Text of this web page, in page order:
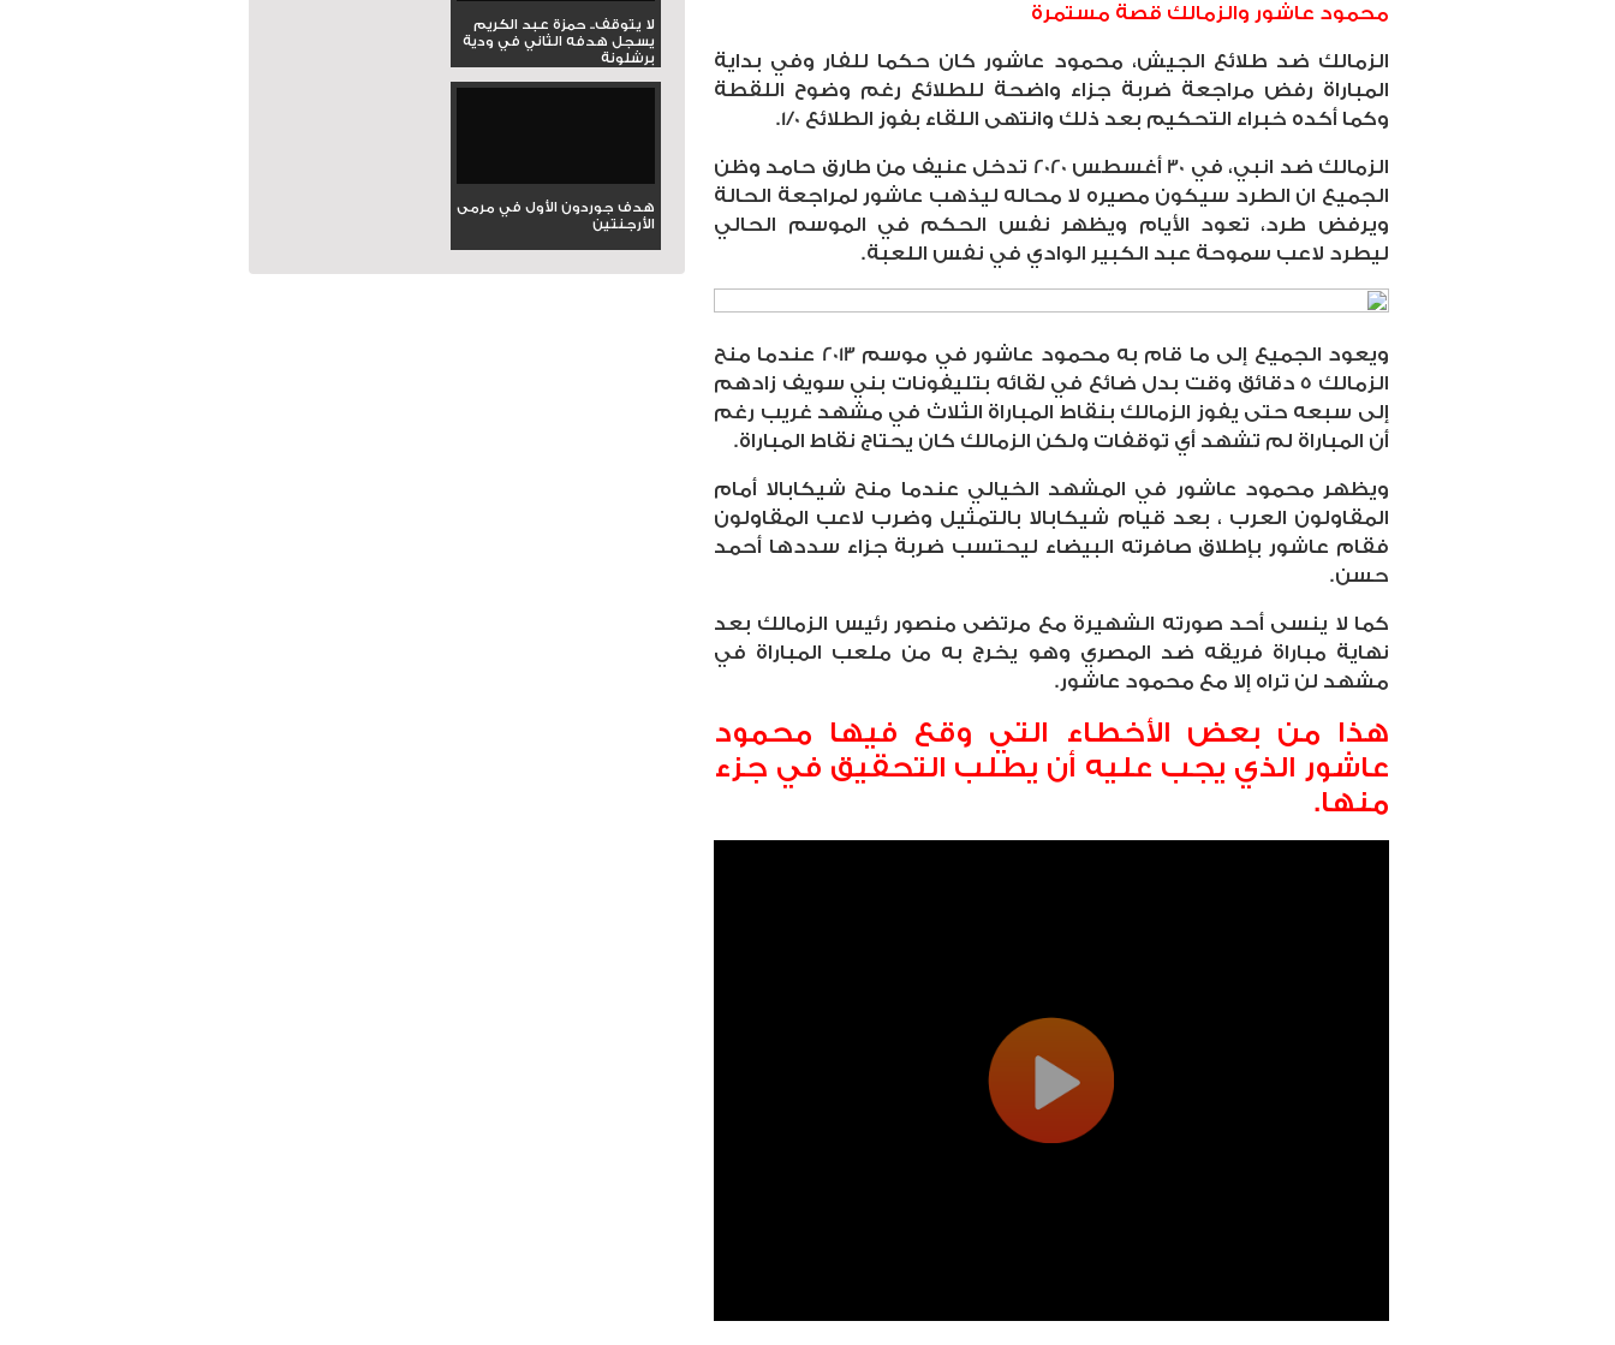
محمود عاشور والزمالك قصة مستمرة
الزمالك ضد طلائع الجيش، محمود عاشور كان حكما للفار وفي بداية
المباراة رفض مراجعة ضربة جزاء واضحة للطلائع رغم وضوح اللقطة
وكما أكده خبراء التحكيم بعد ذلك وانتهى اللقاء بفوز الطلائع 1/0.
الزمالك ضد انبي، في 30 أغسطس 2020 تدخل عنيف من طارق حامد وظن
الجميع ان الطرد سيكون مصيره لا محاله ليذهب عاشور لمراجعة الحالة
ويرفض طرد، تعود الأيام ويظهر نفس الحكم في الموسم الحالي
ليطرد لاعب سموحة عبد الكبير الوادي في نفس اللعبة.
ويعود الجميع إلى ما قام به محمود عاشور في موسم 2013 عندما منح
الزمالك 5 دقائق وقت بدل ضائع في لقائه بتليفونات بني سويف زادهم
إلى سبعه حتى يفوز الزمالك بنقاط المباراة الثلاث في مشهد غريب رغم
أن المباراة لم تشهد أي توقفات ولكن الزمالك كان يحتاج نقاط المباراة.
ويظهر محمود عاشور في المشهد الخيالي عندما منح شيكابالا أمام
المقاولون العرب ، بعد قيام شيكابالا بالتمثيل وضرب لاعب المقاولون
فقام عاشور بإطلاق صافرته البيضاء ليحتسب ضربة جزاء سددها أحمد
حسن.
كما لا ينسى أحد صورته الشهيرة مع مرتضى منصور رئيس الزمالك بعد
نهاية مباراة فريقه ضد المصري وهو يخرج به من ملعب المباراة في
مشهد لن تراه إلا مع محمود عاشور.
هذا من بعض الأخطاء التي وقع فيها محمود
عاشور الذي يجب عليه أن يطلب التحقيق في جزء
منها.
لا يتوقف.. حمزة عبد الكريم
يسجل هدفه الثاني في ودية
برشلونة
هدف جوردون الأول في مرمى
الأرجنتين